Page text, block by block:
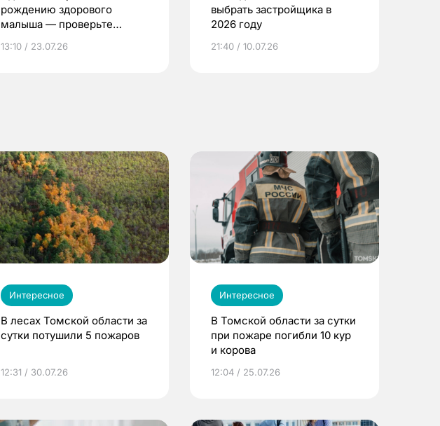
рождению здорового
малыша — проверьте
по ОМС!
13:10 / 23.07.26
выбрать застройщика в
2026 году
21:40 / 10.07.26
Интересное
В лесах Томской области за
сутки потушили 5 пожаров
12:31 / 30.07.26
Интересное
В Томской области за сутки
при пожаре погибли 10 кур
и корова
12:04 / 25.07.26